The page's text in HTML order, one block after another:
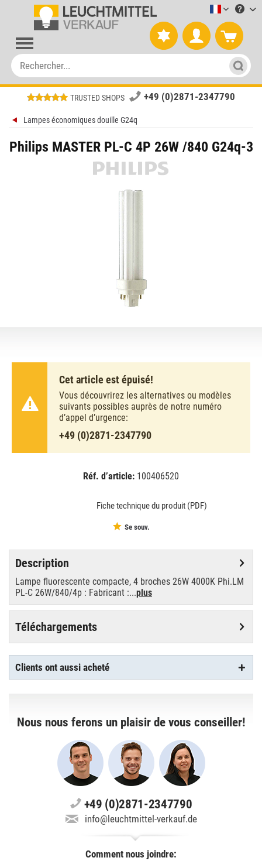
TRUSTED SHOPS +49 (0)2871-2347790
Lampes économiques douille G24q
Philips MASTER PL-C 4P 26W /840 G24q-3
Cet article est épuisé!
Vous découvrirez les alternatives ou modèles
suivants possibles auprès de notre numéro
d’appel d’urgence:
+49 (0)2871-2347790
Réf. d’article: 100406520
Fiche technique du produit (PDF)
Se souv.
Description
Lampe fluorescente compacte, 4 broches 26W 4000K Phi.LM
PL-C 26W/840/4p : Fabricant :...plus
Téléchargements
Clients ont aussi acheté
Nous nous ferons un plaisir de vous conseiller!
+49 (0)2871-2347790
info@leuchtmittel-verkauf.de
Comment nous joindre: